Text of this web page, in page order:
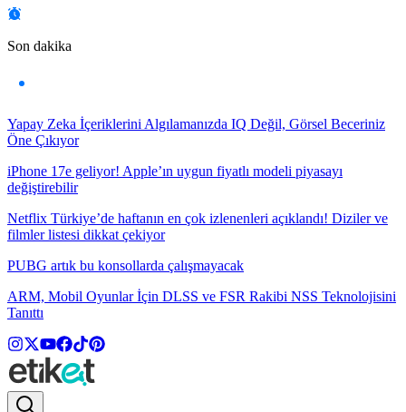
Son dakika
Yapay Zeka İçeriklerini Algılamanızda IQ Değil, Görsel Beceriniz
Öne Çıkıyor
iPhone 17e geliyor! Apple’ın uygun fiyatlı modeli piyasayı
değiştirebilir
Netflix Türkiye’de haftanın en çok izlenenleri açıklandı! Diziler ve
filmler listesi dikkat çekiyor
PUBG artık bu konsollarda çalışmayacak
ARM, Mobil Oyunlar İçin DLSS ve FSR Rakibi NSS Teknolojisini
Tanıttı